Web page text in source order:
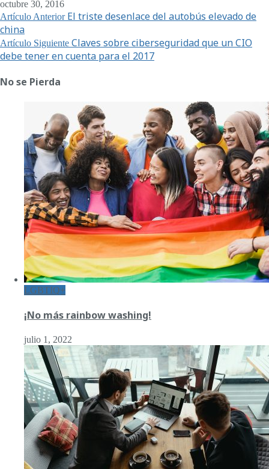
octubre 30, 2016
Artículo Anterior El triste desenlace del autobús elevado de
china
Artículo Siguiente Claves sobre ciberseguridad que un CIO
debe tener en cuenta para el 2017
No se Pierda
LGBTIQ+
¡No más rainbow washing!
julio 1, 2022